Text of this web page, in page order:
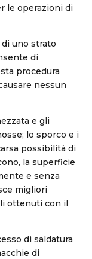
le operazioni di
uno strato
di
procedura
nessun
e gli
lo sporco e i
possibilità di
la superficie
e senza
migliori
ottenuti con il
di saldatura
di